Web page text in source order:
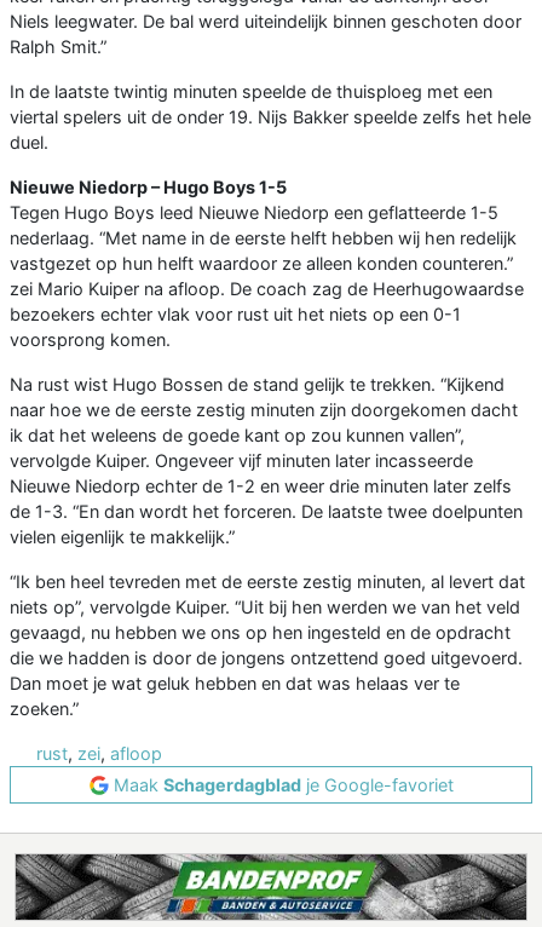
Niels leegwater. De bal werd uiteindelijk binnen geschoten door
Ralph Smit.”
In de laatste twintig minuten speelde de thuisploeg met een
viertal spelers uit de onder 19. Nijs Bakker speelde zelfs het hele
duel.
Nieuwe Niedorp – Hugo Boys 1-5
Tegen Hugo Boys leed Nieuwe Niedorp een geflatteerde 1-5
nederlaag. “Met name in de eerste helft hebben wij hen redelijk
vastgezet op hun helft waardoor ze alleen konden counteren.”
zei Mario Kuiper na afloop. De coach zag de Heerhugowaardse
bezoekers echter vlak voor rust uit het niets op een 0-1
voorsprong komen.
Na rust wist Hugo Bossen de stand gelijk te trekken. “Kijkend
naar hoe we de eerste zestig minuten zijn doorgekomen dacht
ik dat het weleens de goede kant op zou kunnen vallen”,
vervolgde Kuiper. Ongeveer vijf minuten later incasseerde
Nieuwe Niedorp echter de 1-2 en weer drie minuten later zelfs
de 1-3. “En dan wordt het forceren. De laatste twee doelpunten
vielen eigenlijk te makkelijk.”
“Ik ben heel tevreden met de eerste zestig minuten, al levert dat
niets op”, vervolgde Kuiper. “Uit bij hen werden we van het veld
gevaagd, nu hebben we ons op hen ingesteld en de opdracht
die we hadden is door de jongens ontzettend goed uitgevoerd.
Dan moet je wat geluk hebben en dat was helaas ver te
zoeken.”
rust, zei, afloop
Maak Schagerdagbladje Google-favoriet